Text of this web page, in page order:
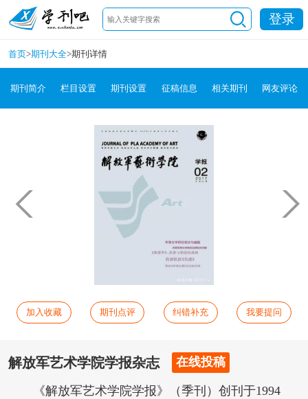
登录
首页>期刊大全>期刊详情
期刊简介 栏目设置 期刊设置 征稿信息 相关期刊 网友评论
加入收藏 期刊点评 纠错补充 我要提问
解放军艺术学院学报杂志 在线投稿
《解放军艺术学院学报》（季刊）创刊于1994